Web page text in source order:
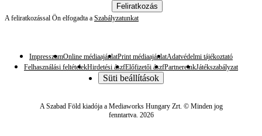
Feliratkozás
A feliratkozással Ön elfogadta a Szabályzatunkat
ImpresszumOnline médiaajánlatPrint médiaajánlatAdatvédelmi tájékoztató
Felhasználási feltételekHirdetési ászfElőfizetői ászfPartnereinkJátékszabályzat
Süti beállítások
A Szabad Föld kiadója a Mediaworks Hungary Zrt. © Minden jog
fenntartva. 2026